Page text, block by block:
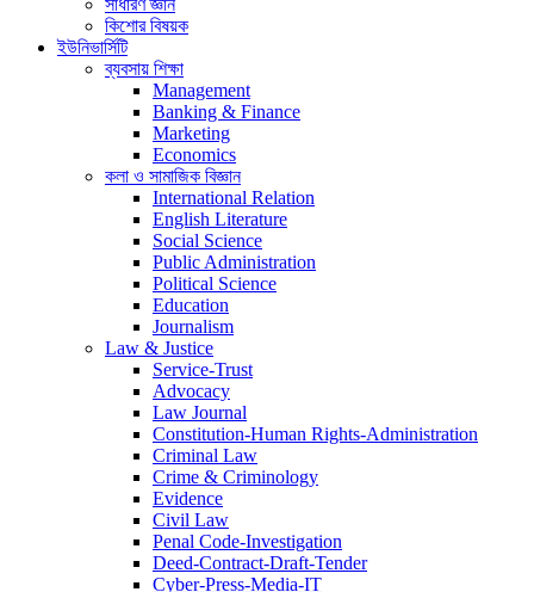
কিশোর বিষয়ক
ইউনিভার্সিটি
ব্যবসায় শিক্ষা
Management
Banking & Finance
Marketing
Economics
কলা ও সামাজিক বিজ্ঞান
International Relation
English Literature
Social Science
Public Administration
Political Science
Education
Journalism
Law & Justice
Service-Trust
Advocacy
Law Journal
Constitution-Human Rights-Administration
Criminal Law
Crime & Criminology
Evidence
Civil Law
Penal Code-Investigation
Deed-Contract-Draft-Tender
Cyber-Press-Media-IT